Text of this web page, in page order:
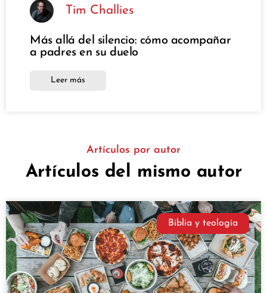
Tim Challies
Más allá del silencio: cómo acompañar
a padres en su duelo
Leer más
Artículos por autor
Artículos del mismo autor
Biblia y teología